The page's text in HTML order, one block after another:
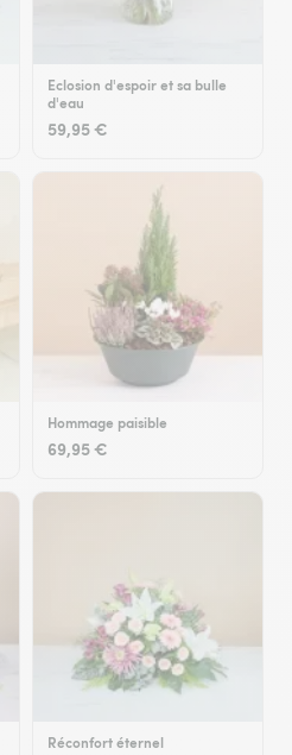
Eclosion d'espoir et sa bulle
d'eau
59,95 €
Hommage paisible
69,95 €
Réconfort éternel